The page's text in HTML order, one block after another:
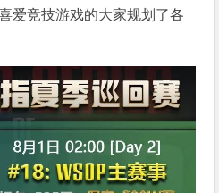
爱竞技游戏的大家规划了各